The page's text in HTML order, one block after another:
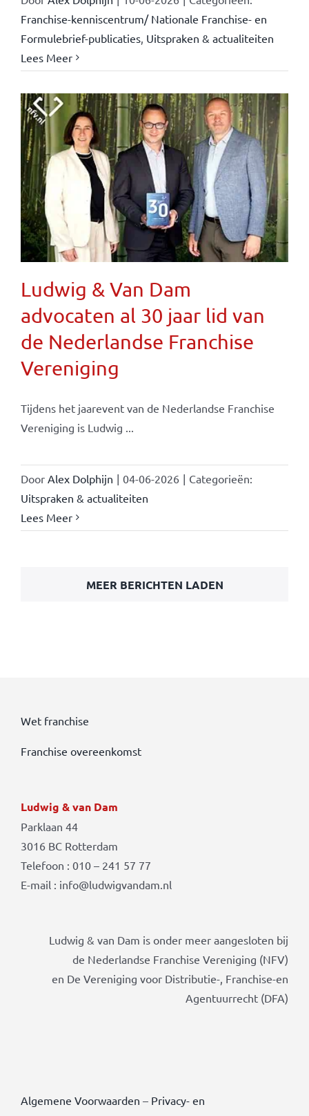
Franchise-kenniscentrum/ Nationale Franchise- en
Formulebrief-publicaties, Uitspraken & actualiteiten
Lees Meer
Ludwig & Van Dam
advocaten al 30 jaar lid van
de Nederlandse Franchise
Vereniging
Tijdens het jaarevent van de Nederlandse Franchise
Vereniging is Ludwig ...
Door Alex Dolphijn | 04-06-2026 | Categorieën:
Uitspraken & actualiteiten
Lees Meer
MEER BERICHTEN LADEN
Wet franchise
Franchise overeenkomst
Ludwig & van Dam
Parklaan 44
3016 BC Rotterdam
Telefoon : 010 – 241 57 77
E-mail : info@ludwigvandam.nl
Ludwig & van Dam is onder meer aangesloten bij
de Nederlandse Franchise Vereniging (NFV)
en De Vereniging voor Distributie-, Franchise-en
Agentuurrecht (DFA)
Algemene Voorwaarden – Privacy- en